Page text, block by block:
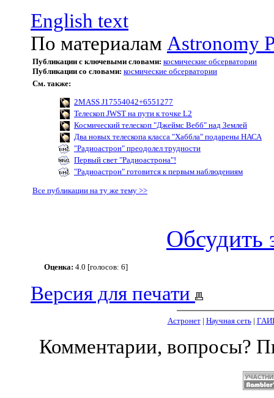
English text
По материалам Astronomy
Публикации с ключевыми словами: космические обсерватории
Публикации со словами: космические обсерватории
См. также:
2MASS J17554042+6551277
Телескоп JWST на пути к точке L2
Космический телескоп "Джеймс Вебб" над Землей
Два новых телескопа класса "Хаббла" подарены НАСА
"Радиоастрон" преодолел трудности
Первый свет "Радиоастрона"!
"Радиоастрон" готовится к первым наблюдениям
Все публикации на ту же тему >>
Обсудить
Оценка: 4.0 [голосов: 6]
Версия для печати
Астронет| Научная сеть|
Комментарии, вопросы?